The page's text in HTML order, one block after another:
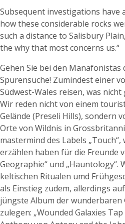
Subsequent investigations have
how these considerable rocks
such a distance to Salisbury
the why that most concerns us.“
Gehen Sie bei den Manafonistas
Spurensuche! Zumindest einer
Südwest-Wales reisen, was
Wir reden nicht von einem
Gelände (Preseli Hills), sondern
Orte von Wildnis in
mastermind des Labels
erzählen haben für die Freunde
Geographie“ und „Hauntology“.
keltischen Ritualen umd
als Einstieg zudem, allerdings
jüngste Album der wunderbaren
zulegen: „Wounded Galaxies